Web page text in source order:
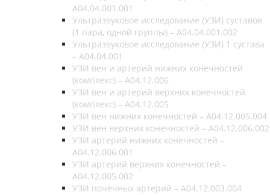
A04.04.001.001
Ультразвуковое исследование (УЗИ) суставов
(1 пара, одной группы) – A04.04.001.002
Ультразвуковое исследование (УЗИ) 1 сустава
– A04.04.001
УЗИ вен и артерий нижних конечностей
(комплекс) – A04.12.006
УЗИ вен и артерий верхних конечностей
(комплекс) – A04.12.005
УЗИ вен нижних конечностей – A04.12.005.004
УЗИ вен верхних конечностей – A04.12.006.002
УЗИ артерий нижних конечностей –
A04.12.006.001
УЗИ артерий верхних конечностей –
A04.12.005.002
УЗИ почечных артерий – A04.12.003.004